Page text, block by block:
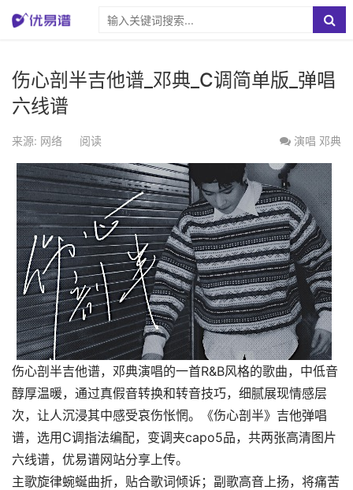
伤心剖半吉他谱_邓典_C调简单版_弹唱
六线谱
来源: 网络 阅读 演唱 邓典
伤心剖半吉他谱，邓典演唱的一首R&B风格的歌曲，中低音
醇厚温暖，通过真假音转换和转音技巧，细腻展现情感层
次，让人沉浸其中感受哀伤怅惘。《伤心剖半》吉他弹唱
谱，选用C调指法编配，变调夹capo5品，共两张高清图片
六线谱，优易谱网站分享上传。
主歌旋律蜿蜒曲折，贴合歌词倾诉；副歌高音上扬，将痛苦